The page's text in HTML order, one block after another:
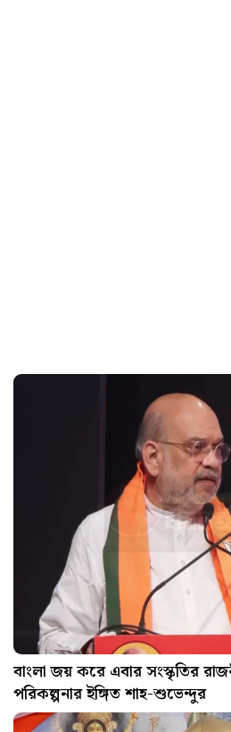
বাংলা জয় করে এবার সংস্কৃতির
পরিকল্পনার ইঙ্গিত শাহ-শুভেন্দুর